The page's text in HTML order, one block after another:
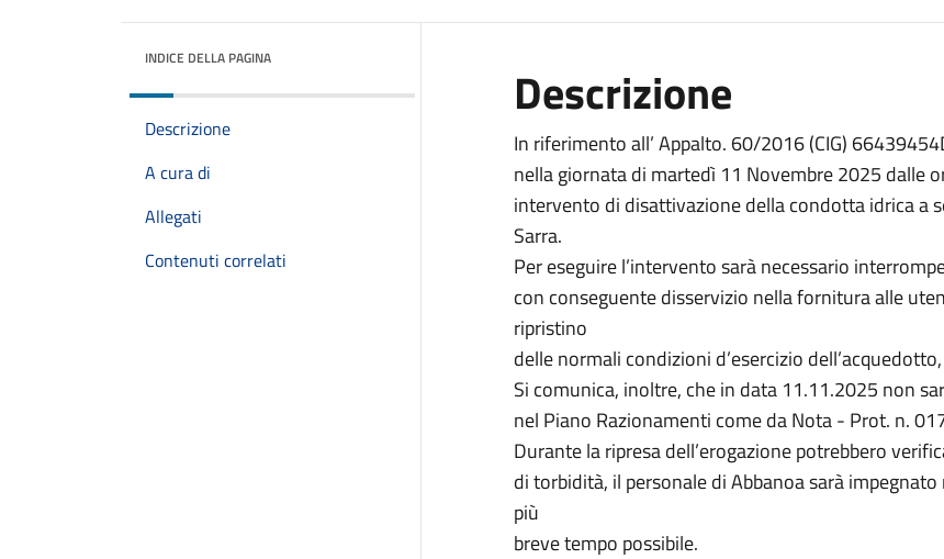
INDICE DELLA PAGINA
Descrizione
A cura di
Allegati
Contenuti correlati
Descrizione
In riferimento all’ Appalto. 60/2016 (CIG)
nella giornata di martedì 11 Novembre 2025 dalle
intervento di disattivazione della condotta idrica a
Sarra.
Per eseguire l’intervento sarà necessario
con conseguente disservizio nella fornitura alle
ripristino
delle normali condizioni d’esercizio
Si comunica, inoltre, che in data 11.11.2025 non
nel Piano Razionamenti come da Nota - Prot. n.
Durante la ripresa dell’erogazione potrebbero
di torbidità, il personale di Abbanoa sarà
più
breve tempo possibile.